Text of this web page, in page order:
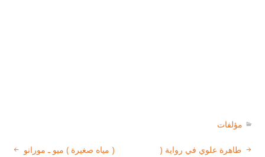
مؤلفات
( مياه صغيرة ) ميو ـ مورانو
طاهرة علوي في رواية (